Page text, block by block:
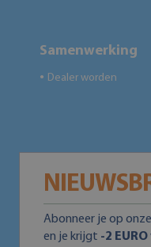
Samenwerking
● Dealer worden
Abonneer je op
en je krijgt -2 EURO